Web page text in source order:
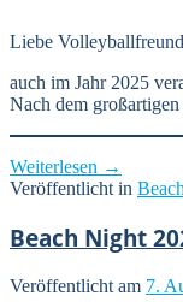
Liebe
auch im Jahr 2025
Nach dem
Weiterlesen „🏐
Einladung
den
VBC
Turnieren
→
Veröffentlicht in Beach
Beach Night
Veröffentlicht am 7.